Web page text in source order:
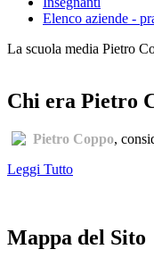
Elenco aziende -
La scuola media Pietro
Chi era Pietro
Pietro Coppo,
Leggi Tutto
Mappa del Sito